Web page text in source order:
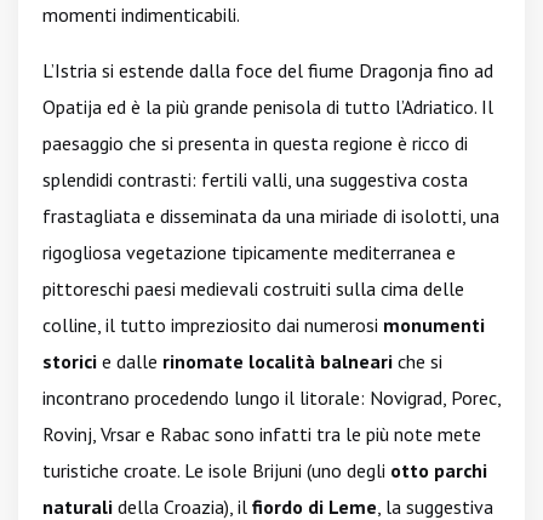
momenti indimenticabili.
L’Istria si estende dalla foce del fiume Dragonja fino ad
Opatija ed è la più grande penisola di tutto l’Adriatico. Il
paesaggio che si presenta in questa regione è ricco di
splendidi contrasti: fertili valli, una suggestiva costa
frastagliata e disseminata da una miriade di isolotti, una
rigogliosa vegetazione tipicamente mediterranea e
pittoreschi paesi medievali costruiti sulla cima delle
colline, il tutto impreziosito dai numerosi monumenti
storici e dalle rinomate località balneari che si
incontrano procedendo lungo il litorale: Novigrad, Porec,
Rovinj, Vrsar e Rabac sono infatti tra le più note mete
turistiche croate. Le isole Brijuni (uno degli otto parchi
naturali della Croazia), il fiordo di Leme, la suggestiva